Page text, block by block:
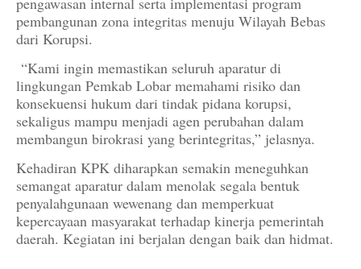
pembangunan zona integritas menuju Wilayah Bebas
dari Korupsi.
“Kami ingin memastikan seluruh aparatur di
lingkungan Pemkab Lobar memahami risiko dan
konsekuensi hukum dari tindak pidana korupsi,
sekaligus mampu menjadi agen perubahan dalam
membangun birokrasi yang berintegritas,” jelasnya.
Kehadiran KPK diharapkan semakin meneguhkan
semangat aparatur dalam menolak segala bentuk
penyalahgunaan wewenang dan memperkuat
kepercayaan masyarakat terhadap kinerja pemerintah
daerah. Kegiatan ini berjalan dengan baik dan hidmat.